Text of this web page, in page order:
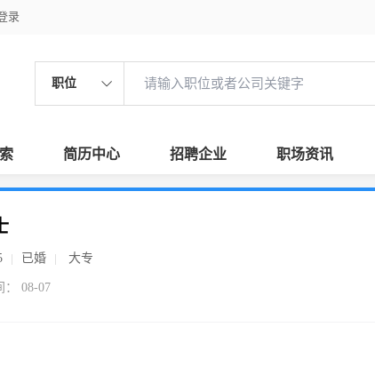
录
职位
简历中心 招聘企业 职场资讯
已婚 大专
： 08-07